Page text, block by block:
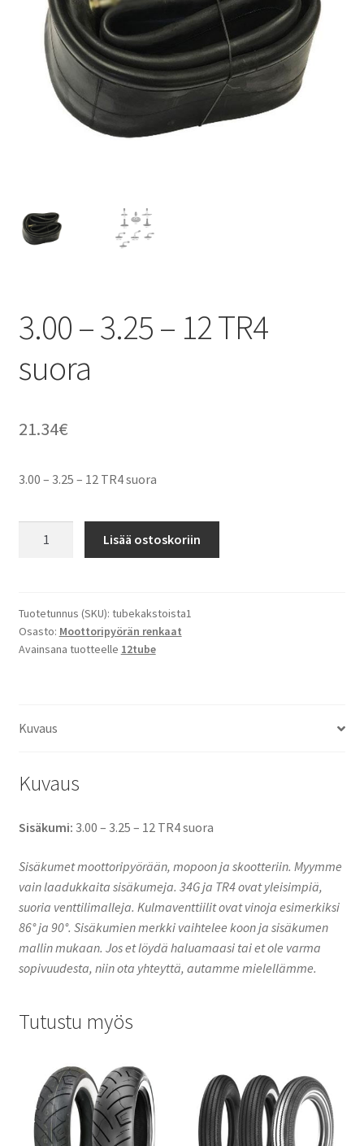
3.00 – 3.25 – 12 TR4
suora
21.34€
3.00 – 3.25 – 12 TR4 suora
12
TR4
suora
Lisää ostoskoriin
Tuotetunnus (SKU): tubekakstoista1
Osasto: Moottoripyörän renkaat
Avainsana tuotteelle 12tube
Kuvaus
Kuvaus
Sisäkumi: 3.00 – 3.25 – 12 TR4 suora
Sisäkumet moottoripyörään, mopoon ja skootteriin. Myymme
vain laadukkaita sisäkumeja. 34G ja TR4 ovat yleisimpiä,
suoria venttilimalleja. Kulmaventtiilit ovat vinoja esimerkiksi
86° ja 90°. Sisäkumien merkki vaihtelee koon ja sisäkumen
mallin mukaan. Jos et löydä haluamaasi tai et ole varma
sopivuudesta, niin ota yhteyttä, autamme mielellämme.
Tutustu myös